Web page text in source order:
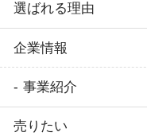
選ばれる理由
企業情報
事業紹介
売りたい